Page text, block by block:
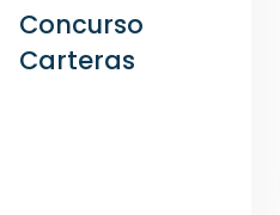
Concurso
Carteras